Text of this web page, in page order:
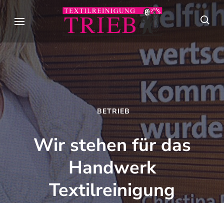
Skip
to
content
(Press
Enter)
Trieb
Meisterhafte
Textilpflege seit
über 90 Jahren in
Stuttgart
BETRIEB
Wir stehen für das
Handwerk
Textilreinigung